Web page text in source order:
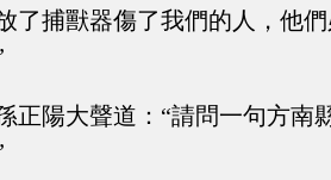
了捕獸器傷了我們的人，他
正陽大聲道：“請問一句方南